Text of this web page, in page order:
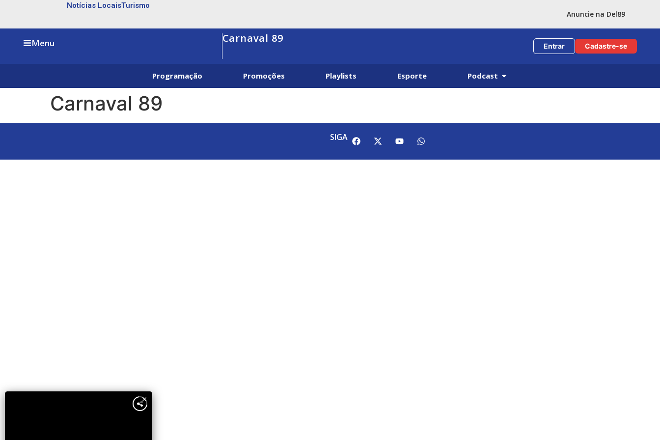
Notícias LocaisTurismo
Anuncie na Del89
Menu Carnaval 89
Entrar Cadastre-se
Programação Promoções Playlists Esporte Podcast
Carnaval 89
SIGA